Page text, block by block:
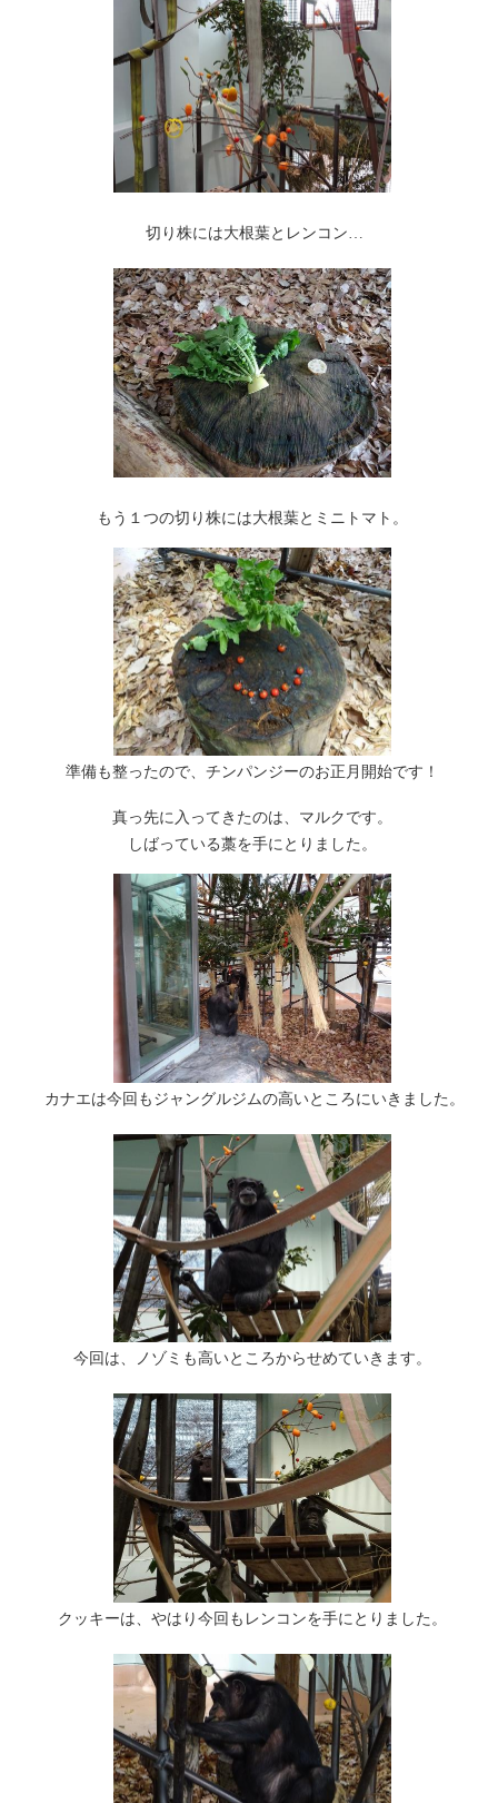
切り株には大根葉とレンコン…
もう１つの切り株には大根葉とミニトマト。
準備も整ったので、チンパンジーのお正月開始です！
真っ先に入ってきたのは、マルクです。
しばっている藁を手にとりました。
カナエは今回もジャングルジムの高いところにいきました。
今回は、ノゾミも高いところからせめていきます。
クッキーは、やはり今回もレンコンを手にとりました。